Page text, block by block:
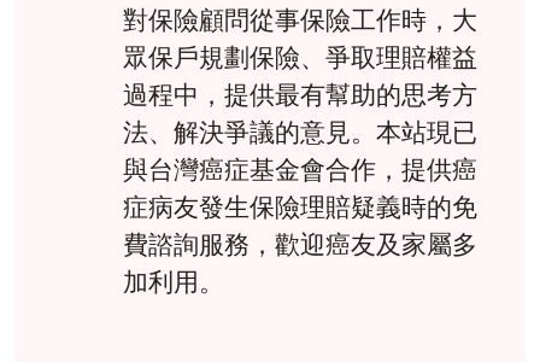
對保險顧問從事保險工作時，大
眾保戶規劃保險、爭取理賠權益
過程中，提供最有幫助的思考方
法、解決爭議的意見。本站現已
與台灣癌症基金會合作，提供癌
症病友發生保險理賠疑義時的免
費諮詢服務，歡迎癌友及家屬多
加利用。